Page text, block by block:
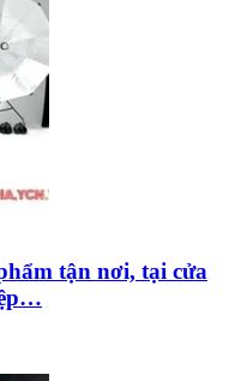
tận nơi, tại cửa